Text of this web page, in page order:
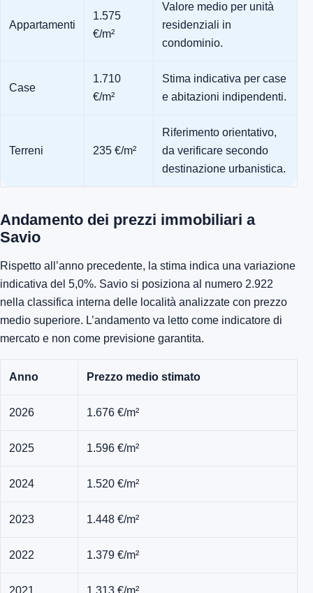
Appartamenti
1.575
€/m²
Valore medio per unità
residenziali in
condominio.
Case
1.710
€/m²
Stima indicativa per case
e abitazioni indipendenti.
Terreni 235 €/m²
Riferimento orientativo,
da verificare secondo
destinazione urbanistica.
Andamento dei prezzi immobiliari a
Savio
Rispetto all’anno precedente, la stima indica una variazione
indicativa del 5,0%. Savio si posiziona al numero 2.922
nella classifica interna delle località analizzate con prezzo
medio superiore. L’andamento va letto come indicatore di
mercato e non come previsione garantita.
Anno Prezzo medio stimato
2026 1.676 €/m²
2025 1.596 €/m²
2024 1.520 €/m²
2023 1.448 €/m²
2022 1.379 €/m²